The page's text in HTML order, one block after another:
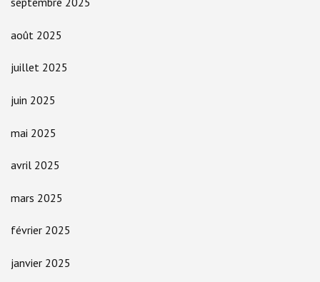
août 2025
juillet 2025
juin 2025
mai 2025
avril 2025
mars 2025
février 2025
janvier 2025